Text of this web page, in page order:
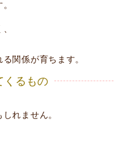
関係が育ちます。
くるもの
れません。